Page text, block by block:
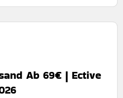
Mindestausgaben
anderen Aktionen kombinierbar
finden sie
Ab 69€ | Ective